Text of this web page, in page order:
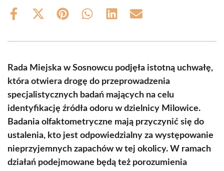
Share
Share
(Twitter)
Share Share Share Share
Rada Miejska w Sosnowcu podjęła istotną uchwałę,
która otwiera drogę do przeprowadzenia
specjalistycznych badań mających na celu
identyfikację źródła odoru w dzielnicy Milowice.
Badania olfaktometryczne mają przyczynić się do
ustalenia, kto jest odpowiedzialny za występowanie
nieprzyjemnych zapachów w tej okolicy. W ramach
działań podejmowane będą też porozumienia